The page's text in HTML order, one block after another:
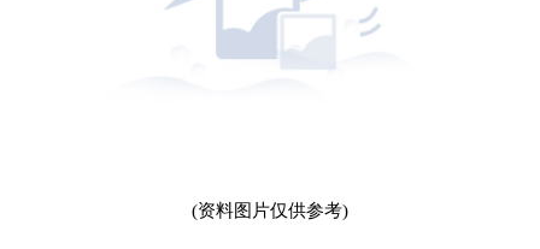
(资料图片仅供参考)